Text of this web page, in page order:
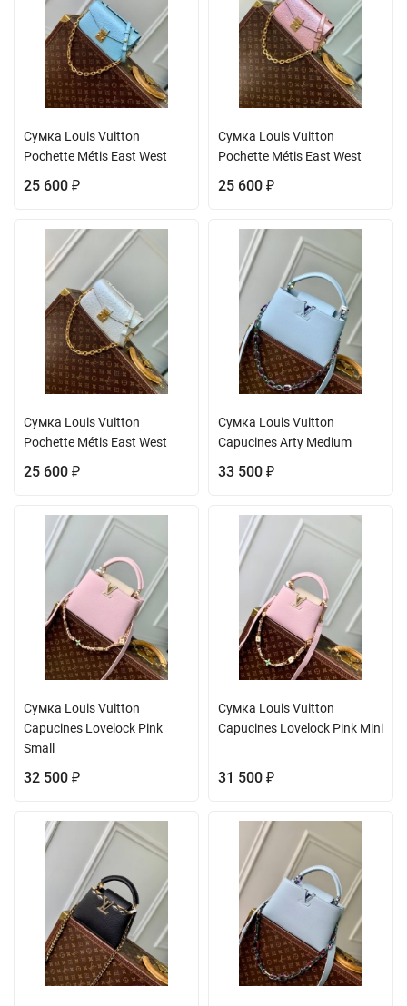
Сумка Louis Vuitton
Pochette Métis East West
25 600 ₽
Сумка Louis Vuitton
Pochette Métis East West
25 600 ₽
Сумка Louis Vuitton
Pochette Métis East West
25 600 ₽
Сумка Louis Vuitton
Capucines Arty Medium
33 500 ₽
Сумка Louis Vuitton
Capucines Lovelock Pink
Small
32 500 ₽
Сумка Louis Vuitton
Capucines Lovelock Pink Mini
31 500 ₽